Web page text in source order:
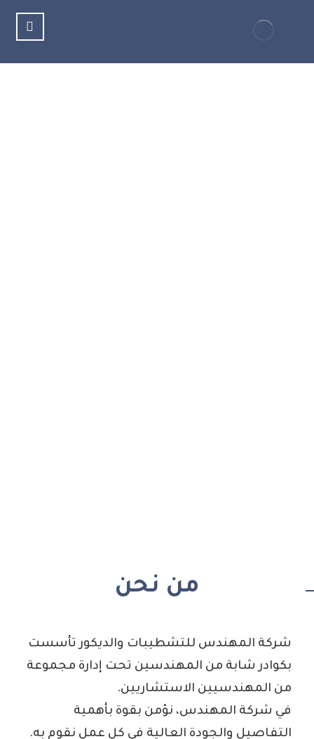
من نحن
شركة المهندس للتشطيبات والديكور تأسست
بكوادر شابة من المهندسين تحت إدارة مجموعة
من المهندسيين الاستشاريين.
في شركة المهندس، نؤمن بقوة بأهمية
التفاصيل والجودة العالية في كل عمل نقوم به.